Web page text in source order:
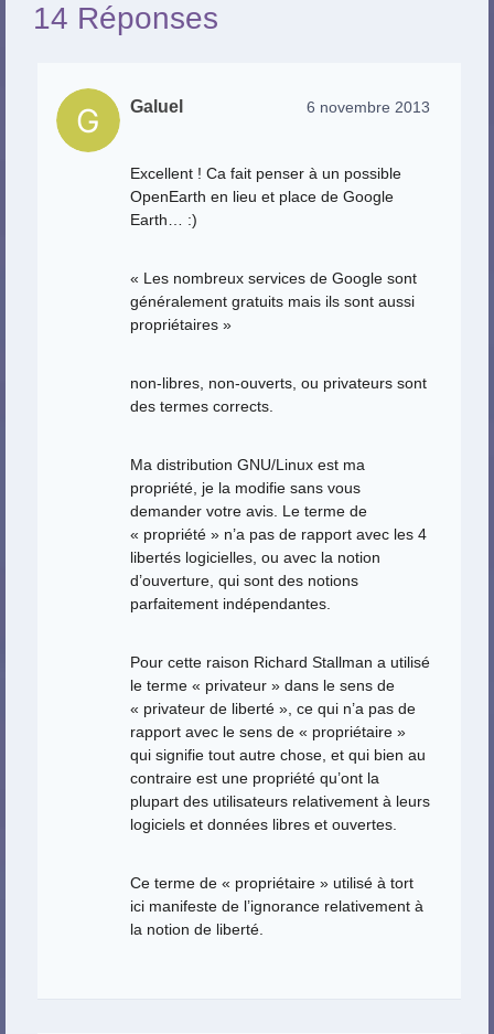
14 Réponses
Galuel 6 novembre 2013
Excellent ! Ca fait penser à un possible
OpenEarth en lieu et place de Google
Earth… :)
« Les nombreux services de Google sont
généralement gratuits mais ils sont aussi
propriétaires »
non-libres, non-ouverts, ou privateurs sont
des termes corrects.
Ma distribution GNU/Linux est ma
propriété, je la modifie sans vous
demander votre avis. Le terme de
« propriété » n’a pas de rapport avec les 4
libertés logicielles, ou avec la notion
d’ouverture, qui sont des notions
parfaitement indépendantes.
Pour cette raison Richard Stallman a utilisé
le terme « privateur » dans le sens de
« privateur de liberté », ce qui n’a pas de
rapport avec le sens de « propriétaire »
qui signifie tout autre chose, et qui bien au
contraire est une propriété qu’ont la
plupart des utilisateurs relativement à leurs
logiciels et données libres et ouvertes.
Ce terme de « propriétaire » utilisé à tort
ici manifeste de l’ignorance relativement à
la notion de liberté.